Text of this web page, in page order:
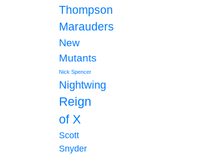
Thompson
Marauders
New
Mutants
Nick Spencer
Nightwing
Reign
of X
Scott
Snyder